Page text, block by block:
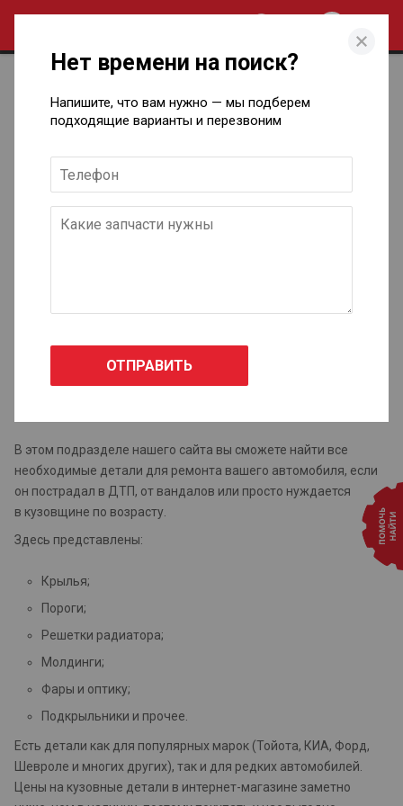
Jaguar в Ижевске
X-Type седан
2001 - 2009
В этом подразделе нашего сайта вы сможете найти все
необходимые детали для ремонта вашего автомобиля, если
он пострадал в ДТП, от вандалов или просто нуждается
в кузовщине по возрасту.
Здесь представлены:
Крылья;
Пороги;
Решетки радиатора;
Молдинги;
Фары и оптику;
Подкрыльники и прочее.
Есть детали как для популярных марок (Тойота, КИА, Форд,
Шевроле и многих других), так и для редких автомобилей.
Цены на кузовные детали в интернет-магазине заметно
Нет времени на поиск?
Напишите, что вам нужно — мы подберем
подходящие варианты и перезвоним